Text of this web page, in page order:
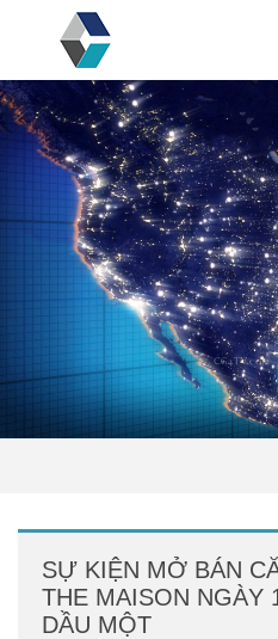
SỰ KIỆN MỞ BÁN
THE MAISON NGÀY
DẦU MỘT